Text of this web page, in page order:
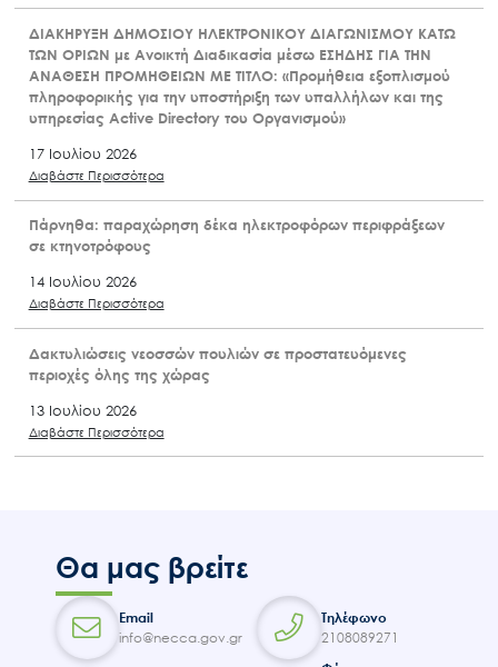
ΔΙΑΚΗΡΥΞΗ ΔΗΜΟΣΙΟΥ ΗΛΕΚΤΡΟΝΙΚΟΥ ΔΙΑΓΩΝΙΣΜΟΥ ΚΑΤΩ
ΤΩΝ ΟΡΙΩΝ με Ανοικτή Διαδικασία μέσω ΕΣΗΔΗΣ ΓΙΑ ΤΗΝ
ΑΝΑΘΕΣΗ ΠΡΟΜΗΘΕΙΩΝ ΜΕ ΤΙΤΛΟ: «Προμήθεια εξοπλισμού
πληροφορικής για την υποστήριξη των υπαλλήλων και της
υπηρεσίας Active Directory του Οργανισμού»
17 Ιουλίου 2026
Διαβάστε Περισσότερα
Πάρνηθα: παραχώρηση δέκα ηλεκτροφόρων περιφράξεων
σε κτηνοτρόφους
14 Ιουλίου 2026
Διαβάστε Περισσότερα
Δακτυλιώσεις νεοσσών πουλιών σε προστατευόμενες
περιοχές όλης της χώρας
13 Ιουλίου 2026
Διαβάστε Περισσότερα
Θα μας βρείτε
Email
info@necca.gov.gr
Τηλέφωνο
2108089271